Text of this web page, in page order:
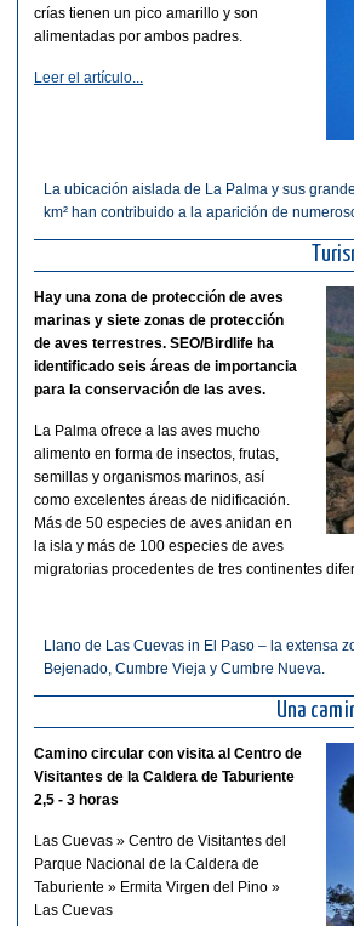
crías tienen un pico amarillo y son
alimentadas por ambos padres.
Leer el artículo...
La ubicación aislada de La Palma y sus
km² han contribuido a la aparición de
Hay una zona de protección de aves
marinas y siete zonas de protección
de aves terrestres. SEO/Birdlife ha
identificado seis áreas de importancia
para la conservación de las aves.
La Palma ofrece a las aves mucho
alimento en forma de insectos, frutas,
semillas y organismos marinos, así
como excelentes áreas de nidificación.
Más de 50 especies de aves anidan en
la isla y más de 100 especies de aves
migratorias procedentes de tres continentes
Llano de Las Cuevas in El Paso – la extensa
Bejenado, Cumbre Vieja y Cumbre Nueva.
Una
Camino circular con visita al Centro de
Visitantes de la Caldera de Taburiente
2,5 - 3 horas
Las Cuevas » Centro de Visitantes del
Parque Nacional de la Caldera de
Taburiente » Ermita Virgen del Pino »
Las Cuevas